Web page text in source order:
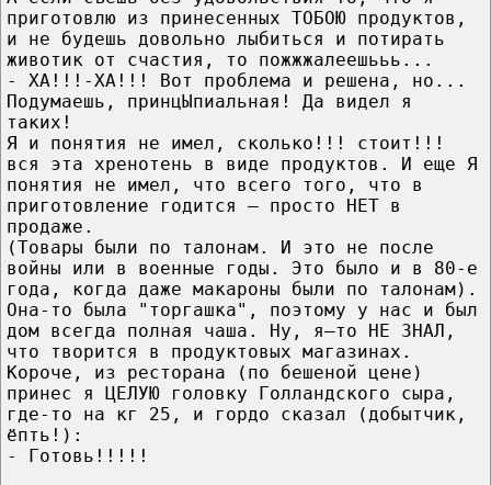
приготовлю из принесенных ТОБОЮ продуктов,
и не будешь довольно лыбиться и потирать
животик от счастия, то пожжжалеешььь...
- ХА!!!-ХА!!! Вот проблема и решена, но...
Подумаешь, принцЫпиальная! Да видел я
таких!
Я и понятия не имел, сколько!!! стоит!!!
вся эта хренотень в виде продуктов. И еще Я
понятия не имел, что всего того, что в
приготовление годится – просто НЕТ в
продаже.
(Товары были по талонам. И это не после
войны или в военные годы. Это было и в 80-е
года, когда даже макароны были по талонам).
Она-то была "торгашка", поэтому у нас и был
дом всегда полная чаша. Ну, я–то НЕ ЗНАЛ,
что творится в продуктовых магазинах.
Короче, из ресторана (по бешеной цене)
принес я ЦЕЛУЮ головку Голландского сыра,
где-то на кг 25, и гордо сказал (добытчик,
ёпть!):
- Готовь!!!!!